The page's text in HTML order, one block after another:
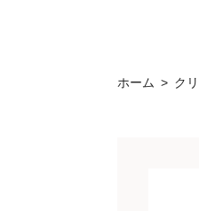
ホーム ク